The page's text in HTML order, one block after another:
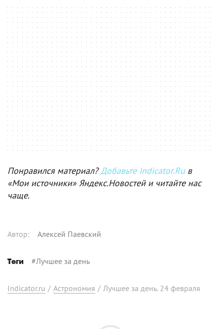
Понравился материал?Добавьте Indicator.Ruв
«Мои источники» Яндекс.Новостей и читайте нас
чаще.
Автор: Алексей Паевский
Теги #Лучшее за день
Indicator.ru / Астрономия / Лучшее за день. 24 февраля